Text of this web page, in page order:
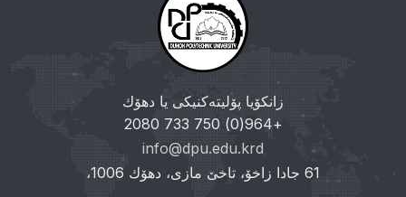
زانکۆیا پۆلیتەکنیکی یا دهۆك
+964(0) 750 733 2080
info@dpu.edu.krd
61 جادا زاخۆ، تاخێ مازی، دهۆك 1006،